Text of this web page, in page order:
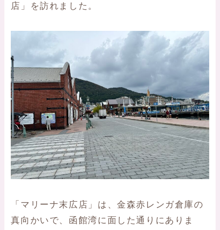
店」を訪れました。
「マリーナ末広店」は、金森赤レンガ倉庫の
真向かいで、函館湾に面した通りにありま